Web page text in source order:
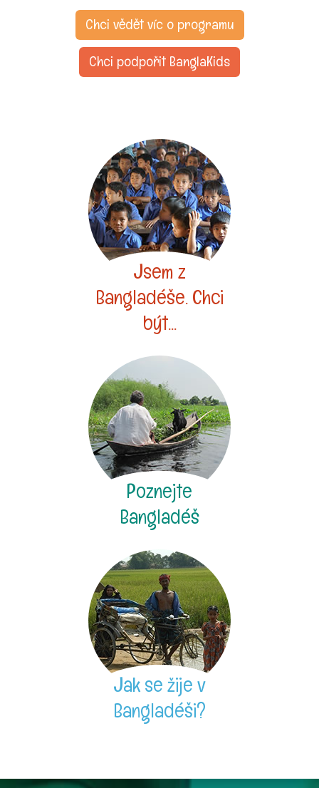
Chci vědět víc o programu
Chci podpořit BanglaKids
Jsem z
Bangladéše. Chci
být...
Poznejte
Bangladéš
Jak se žije v
Bangladéši?